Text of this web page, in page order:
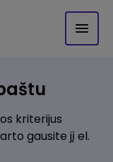
kriterijus
gausite jį el.